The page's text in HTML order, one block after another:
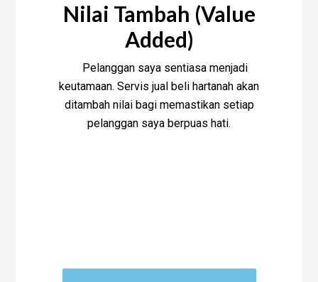
Nilai Tambah (Value
Added)
Pelanggan saya sentiasa menjadi
keutamaan. Servis jual beli hartanah akan
ditambah nilai bagi memastikan setiap
pelanggan saya berpuas hati.